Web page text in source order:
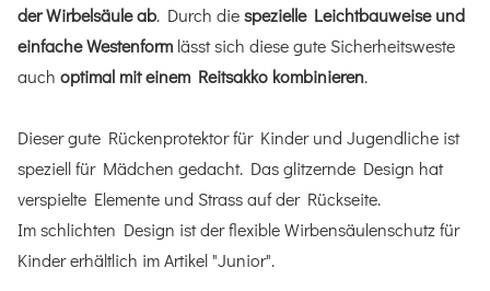
der Wirbelsäule ab. Durch diespezielle Leichtbauweise und
einfache Westenform lässt sich diese gute Sicherheitsweste
auch optimal mit einem Reitsakko kombinieren.
Dieser gute Rückenprotektor für Kinder und Jugendliche ist
speziell für Mädchen gedacht. Das glitzernde Design hat
verspielte Elemente und Strass auf der Rückseite.
Im schlichten Design ist der flexible Wirbensäulenschutz für
Kinder erhältlich im Artikel "Junior".